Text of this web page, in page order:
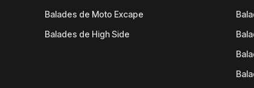
Balades de Moto Excape
Balades de High Side